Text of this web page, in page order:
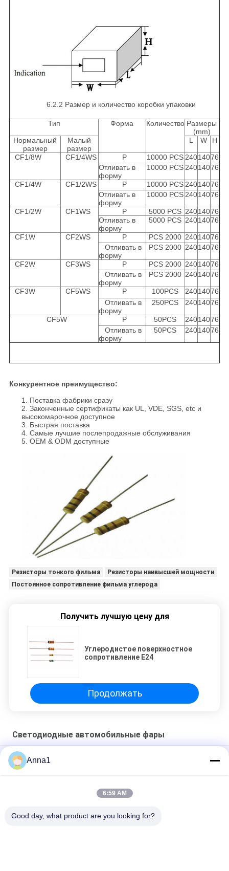
6.2.2 Размер и количество коробки упаковки
Тип Форма Количество Размеры
(mm)
Нормальный
размер
Малый
размер
L W H
CF1/8W CF1/4WS P 10000 PCS24014076
Отливать в
форму
10000 PCS24014076
CF1/4W CF1/2WS P 10000 PCS24014076
Отливать в
форму
10000 PCS24014076
CF1/2W CF1WS P 5000 PCS 24014076
Отливать в
форму
5000 PCS 24014076
CF1W CF2WS P PCS 2000 24014076
Отливать в
форму
PCS 2000 24014076
CF2W CF3WS P PCS 2000 24014076
Отливать в
форму
PCS 2000 24014076
CF3W CF5WS P 100PCS 24014076
Отливать в
форму
250PCS 24014076
CF5W P 50PCS 24014076
Отливать в
форму
50PCS 24014076
Конкурентное преимущество:
1. Поставка фабрики сразу
2. Законченные сертификаты как UL, VDE, SGS, etc и
высокомарочное доступное
3. Быстрая поставка
4. Самые лучшие послепродажные обслуживания
5. OEM & ODM доступные
Резисторы тонкого фильма
Резисторы наивысшей мощности
Постоянное сопротивление фильма углерода
Получить лучшую цену для
Углеродистое поверхностное
сопротивление E24
Продолжать
Светодиодные автомобильные фары
32 Вт светодиодные автомобильные фары для
энергосбережения и защиты окружающей среды
F4 Мотоцикл с изменяющим цвет светодиодным
Anna1
6:59 AM
Good day, what product are you looking for?